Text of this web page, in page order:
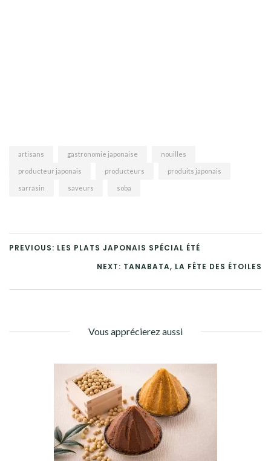
artisans gastronomie japonaise nouilles
producteur japonais producteurs produits japonais
sarrasin saveurs soba
PREVIOUS: LES PLATS JAPONAIS SPÉCIAL ÉTÉ
NEXT: TANABATA, LA FÊTE DES ÉTOILES
Vous apprécierez aussi